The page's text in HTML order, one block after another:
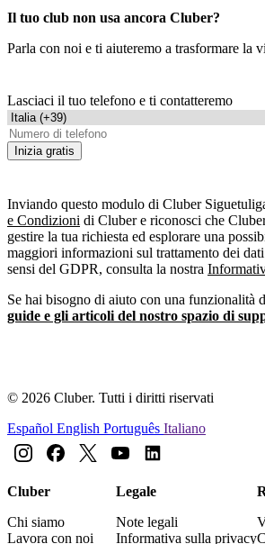
Il tuo club non usa ancora Cluber?
Parla con noi e ti aiuteremo a trasformare la
Lasciaci il tuo telefono e ti contatteremo
Inizia gratis
Inviando questo modulo di Cluber
e Condizioni di Cluber e riconosci che
gestire la tua richiesta ed esplorare una
maggiori informazioni sul trattamento dei
sensi del GDPR, consulta la nostra
Se hai bisogno di aiuto con una funzionalità
guide e gli articoli del nostro spazio di
© 2026 Cluber. Tutti i diritti riservati
Español English Português Italiano
Cluber
Chi siamo
Lavora con noi
Legale
Note legali
Informativa sulla privacy